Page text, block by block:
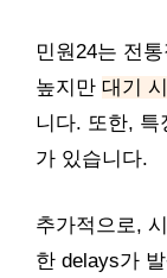
민원24는 전
높지만 대기
니다. 또한, 특
가 있습니다.
추가적으로,
한 delays가